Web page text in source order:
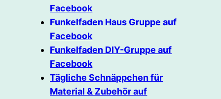
Facebook
Funkelfaden Haus Gruppe auf
Facebook
Funkelfaden DIY-Gruppe auf
Facebook
Tägliche Schnäppchen für
Material & Zubehör auf